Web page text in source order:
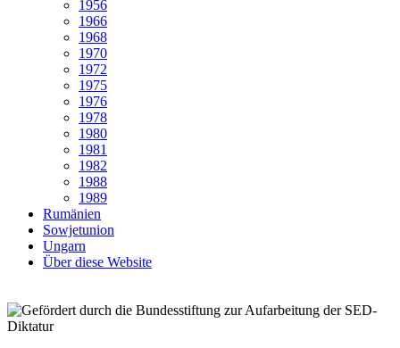
1956
1966
1968
1970
1972
1975
1976
1978
1980
1981
1982
1988
1989
Rumänien
Sowjetunion
Ungarn
Über diese Website